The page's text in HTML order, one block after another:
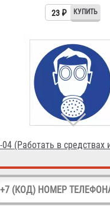
04 (Работать в средствах
защиты органов